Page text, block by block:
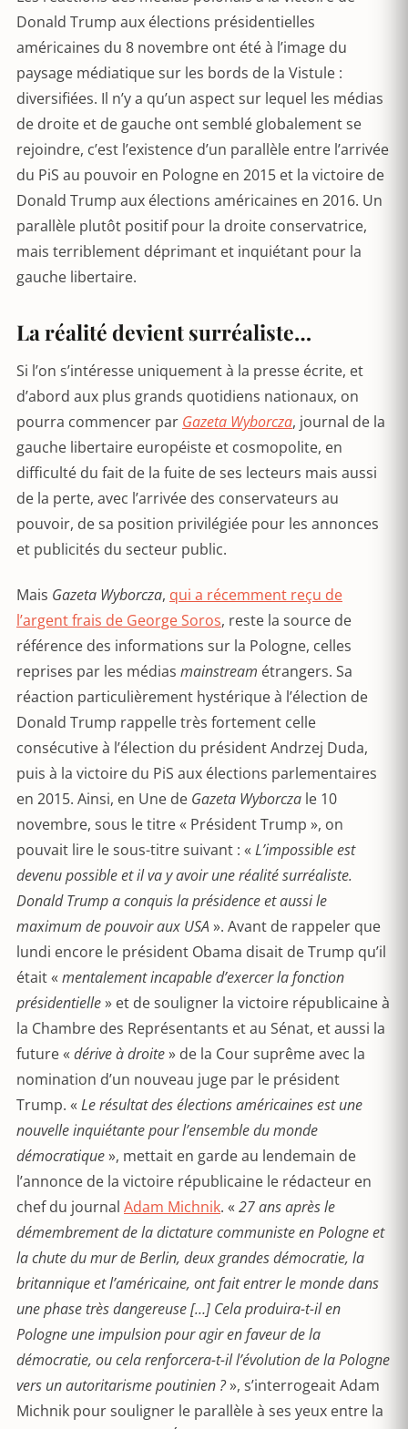
Donald Trump aux élections présidentielles
américaines du 8 novembre ont été à l’image du
paysage médiatique sur les bords de la Vistule :
diversifiées. Il n’y a qu’un aspect sur lequel les médias
de droite et de gauche ont semblé globalement se
rejoindre, c’est l’existence d’un parallèle entre l’arrivée
du PiS au pouvoir en Pologne en 2015 et la victoire de
Donald Trump aux élections américaines en 2016. Un
parallèle plutôt positif pour la droite conservatrice,
mais terriblement déprimant et inquiétant pour la
gauche libertaire.
La réalité devient surréaliste…
Si l’on s’intéresse uniquement à la presse écrite, et
d’abord aux plus grands quotidiens nationaux, on
pourra commencer par Gazeta Wyborcza, journal de la
gauche libertaire européiste et cosmopolite, en
difficulté du fait de la fuite de ses lecteurs mais aussi
de la perte, avec l’arrivée des conservateurs au
pouvoir, de sa position privilégiée pour les annonces
et publicités du secteur public.
Mais Gazeta Wyborcza, qui a récemment reçu de
l’argent frais de George Soros, reste la source de
référence des informations sur la Pologne, celles
reprises par les médias mainstream étrangers. Sa
réaction particulièrement hystérique à l’élection de
Donald Trump rappelle très fortement celle
consécutive à l’élection du président Andrzej Duda,
puis à la victoire du PiS aux élections parlementaires
en 2015. Ainsi, en Une de Gazeta Wyborcza le 10
novembre, sous le titre « Président Trump », on
pouvait lire le sous-titre suivant : « L’impossible est
devenu possible et il va y avoir une réalité surréaliste.
Donald Trump a conquis la présidence et aussi le
maximum de pouvoir aux USA». Avant de rappeler que
lundi encore le président Obama disait de Trump qu’il
était « mentalement incapable d’exercer la fonction
présidentielle» et de souligner la victoire républicaine à
la Chambre des Représentants et au Sénat, et aussi la
future « dérive à droite» de la Cour suprême avec la
nomination d’un nouveau juge par le président
Trump. « Le résultat des élections américaines est une
nouvelle inquiétante pour l’ensemble du monde
démocratique», mettait en garde au lendemain de
l’annonce de la victoire républicaine le rédacteur en
chef du journal Adam Michnik. « 27 ans après le
démembrement de la dictature communiste en Pologne et
la chute du mur de Berlin, deux grandes démocratie, la
britannique et l’américaine, ont fait entrer le monde dans
une phase très dangereuse[…] Celaproduira-t-il en
Pologne une impulsion pour agir en faveur de la
démocratie, ou cela renforcera-t-il l’évolution de la Pologne
vers un autoritarisme poutinien ?», s’interrogeait Adam
Michnik pour souligner le parallèle à ses yeux entre la